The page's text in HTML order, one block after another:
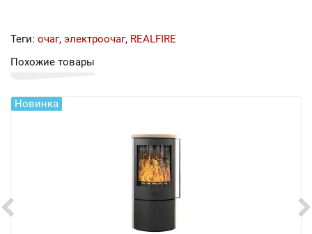
Теги: очаг, электроочаг, REALFIRE
Похожие товары
Новинка